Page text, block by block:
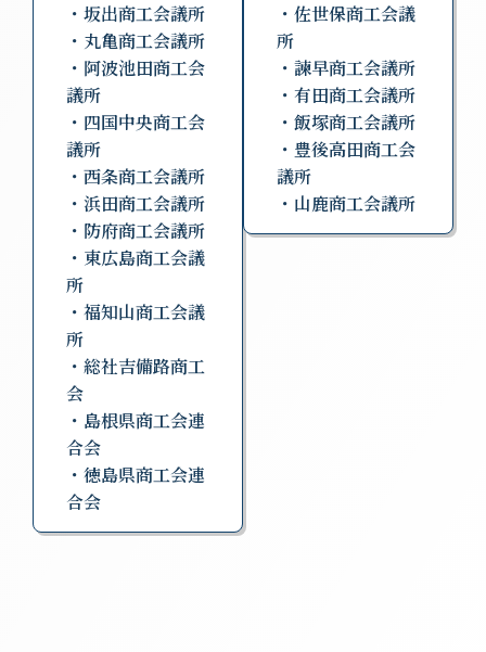
・坂出商工会議所
・丸亀商工会議所
・阿波池田商工会
議所
・四国中央商工会
議所
・西条商工会議所
・浜田商工会議所
・防府商工会議所
・東広島商工会議
所
・福知山商工会議
所
・総社吉備路商工
会
・島根県商工会連
合会
・徳島県商工会連
合会
・佐世保商工会議
所
・諫早商工会議所
・有田商工会議所
・飯塚商工会議所
・豊後高田商工会
議所
・山鹿商工会議所